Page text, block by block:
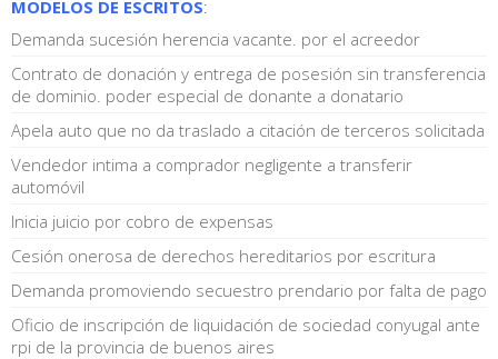
MODELOS DE ESCRITOS:
Demanda sucesión herencia vacante. por el acreedor
Contrato de donación y entrega de posesión sin transferencia
de dominio. poder especial de donante a donatario
Apela auto que no da traslado a citación de terceros solicitada
Vendedor intima a comprador negligente a transferir
automóvil
Inicia juicio por cobro de expensas
Cesión onerosa de derechos hereditarios por escritura
Demanda promoviendo secuestro prendario por falta de pago
Oficio de inscripción de liquidación de sociedad conyugal ante
rpi de la provincia de buenos aires